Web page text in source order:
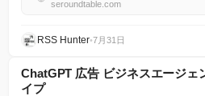
seroundtable.com
RSS Hunter•7月31日
ChatGPT 広告 ビジネスエージェ
イプ